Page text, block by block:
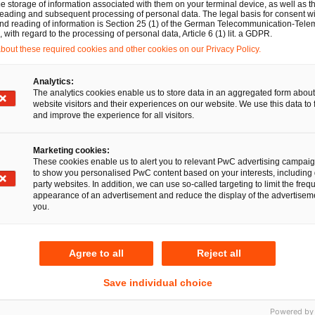
Ob weltweit agierendes Unternehmen,
jedem Mandanten steht bei uns ein persönlicher
Belangen verantwortungsvoll
wirtschaftlichen Erfolg langfristig zu sichern.
Rechtsanwält:innen an 18 Standorten. Integrierte
storage of information associated with them on your terminal device, as well as
and subsequent processing of personal data. The legal basis for consent
reading of information is Section 25 (1) of the German Telecommunication-
with regard to the processing of personal data, Article 6 (1) lit. a GDPR.
these required cookies and other cookies on our Privacy Policy.
Analytics:
The analytics cookies enable us to store data in an aggregated form
website visitors and their experiences on our website. We use this data to
and improve the experience for all visitors.
Marketing cookies:
These cookies enable us to alert you to relevant PwC advertising
to show you personalised PwC content based on your interests, including
party websites. In addition, we can use so-called targeting to limit the
appearance of an advertisement and reduce the display of the
you.
Agree to all Reject all
Save individual choice
Powered by